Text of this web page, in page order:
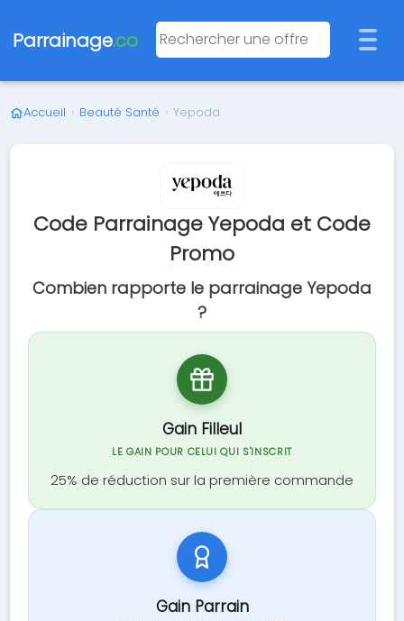
Parrainage.co
Accueil › Beauté Santé › Yepoda
Code Parrainage Yepoda et Code
Promo
Combien rapporte le parrainage Yepoda
?
Gain Filleul
LE GAIN POUR CELUI QUI S'INSCRIT
25% de réduction sur la première commande
Gain Parrain